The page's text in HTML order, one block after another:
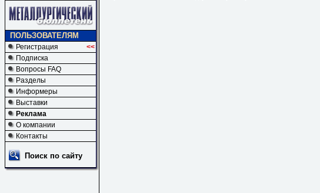
ПОЛЬЗОВАТЕЛЯМ
Регистрация
<<
Подписка
Вопросы FAQ
Разделы
Информеры
Выставки
Реклама
О компании
Контакты
Поиск по сайту